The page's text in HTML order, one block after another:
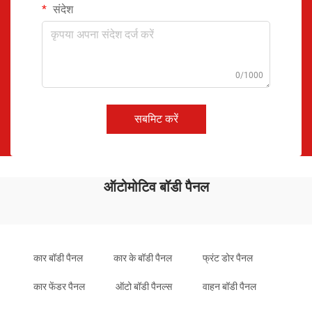
संदेश
0/1000
सबमिट करें
ऑटोमोटिव बॉडी पैनल
कार बॉडी पैनल कार के बॉडी पैनल फ्रंट डोर पैनल
कार फेंडर पैनल ऑटो बॉडी पैनल्स वाहन बॉडी पैनल